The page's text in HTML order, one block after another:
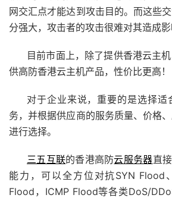
网交汇点才能达到攻击目的。而这些
分强大，攻击者的攻击很难对其造成影
目前市面上，除了提供香港云主
供高防香港云主机产品，性价比更高！
对于企业来说，重要的是选择适
务，并根据供应商的服务质量、价格
进行选择。
三五互联的香港高防云服务器直
能力，可以全方位对抗SYN Flood
Flood，ICMP Flood等各类DoS/